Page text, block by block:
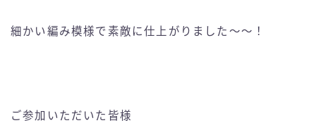
細かい編み模様で素敵に仕上がりました〜〜！
ご参加いただいた皆様